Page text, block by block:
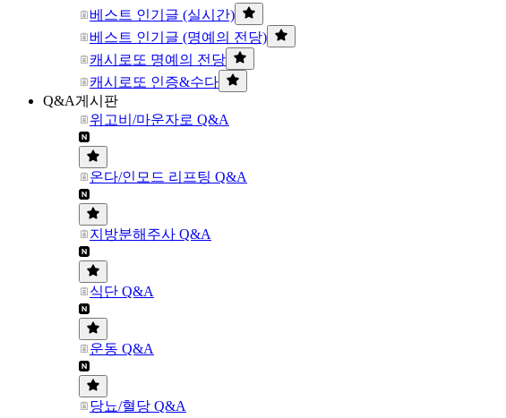
베스트 인기글 (실시간)
베스트 인기글 (명예의 전당)
캐시로또 명예의 전당
캐시로또 인증&수다
Q&A게시판
위고비/마운자로 Q&A
온다/인모드 리프팅 Q&A
지방분해주사 Q&A
식단 Q&A
운동 Q&A
당뇨/혈당 Q&A